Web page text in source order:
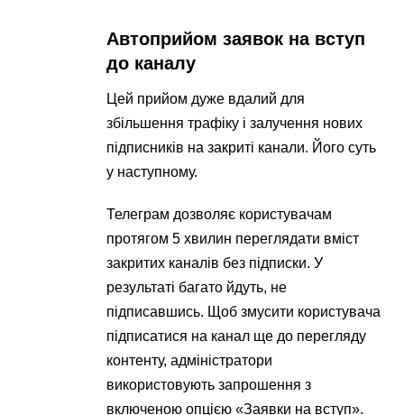
Автоприйом заявок на вступ
до каналу
Цей прийом дуже вдалий для
збільшення трафіку і залучення нових
підписників на закриті канали. Його суть
у наступному.
Телеграм дозволяє користувачам
протягом 5 хвилин переглядати вміст
закритих каналів без підписки. У
результаті багато йдуть, не
підписавшись. Щоб змусити користувача
підписатися на канал ще до перегляду
контенту, адміністратори
використовують запрошення з
включеною опцією «Заявки на вступ».